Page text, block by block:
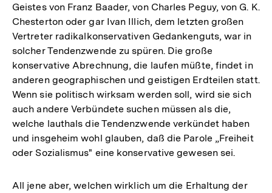
Geistes von Franz Baader, von Charles Peguy, von G. K.
Chesterton oder gar Ivan Illich, dem letzten großen
Vertreter radikalkonservativen Gedankenguts, war in
solcher Tendenzwende zu spüren. Die große
konservative Abrechnung, die laufen müßte, findet in
anderen geographischen und geistigen Erdteilen statt.
Wenn sie politisch wirksam werden soll, wird sie sich
auch andere Verbündete suchen müssen als die,
welche lauthals die Tendenzwende verkündet haben
und insgeheim wohl glauben, daß die Parole „Freiheit
oder Sozialismus" eine konservative gewesen sei.
All jene aber, welchen wirklich um die Erhaltung der